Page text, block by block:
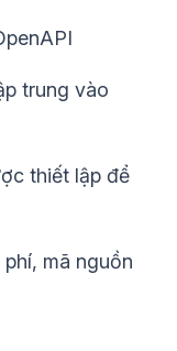
trung vào
thiết lập để
mã nguồn